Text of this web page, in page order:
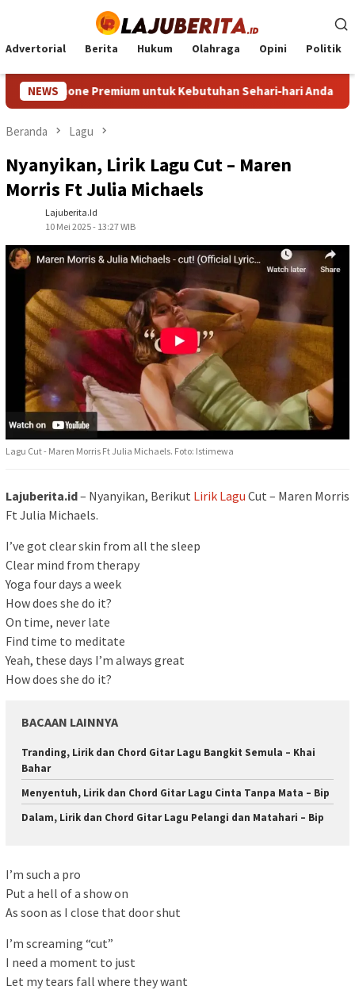
konten
Advertorial Berita Hukum Olahraga Opini Politik
NEWSPremium untuk Kebutuhan Sehari‑hari Anda HP
Beranda Lagu
Nyanyikan, Lirik Lagu Cut – Maren
Morris Ft Julia Michaels
Lajuberita.id
10 Mei 2025 - 13:27 WIB
Lagu Cut - Maren Morris Ft Julia Michaels. Foto: Istimewa
Lajuberita.id– Nyanyikan, Berikut Lirik Lagu Cut – Maren Morris
Ft Julia Michaels.
I’ve got clear skin from all the sleep
Clear mind from therapy
Yoga four days a week
How does she do it?
On time, never late
Find time to meditate
Yeah, these days I’m always great
How does she do it?
BACAAN LAINNYA
Tranding, Lirik dan Chord Gitar Lagu Bangkit Semula – Khai
Bahar
Menyentuh, Lirik dan Chord Gitar Lagu Cinta Tanpa Mata – Bip
Dalam, Lirik dan Chord Gitar Lagu Pelangi dan Matahari – Bip
I’m such a pro
Put a hell of a show on
As soon as I close that door shut
I’m screaming “cut”
I need a moment to just
Let my tears fall where they want